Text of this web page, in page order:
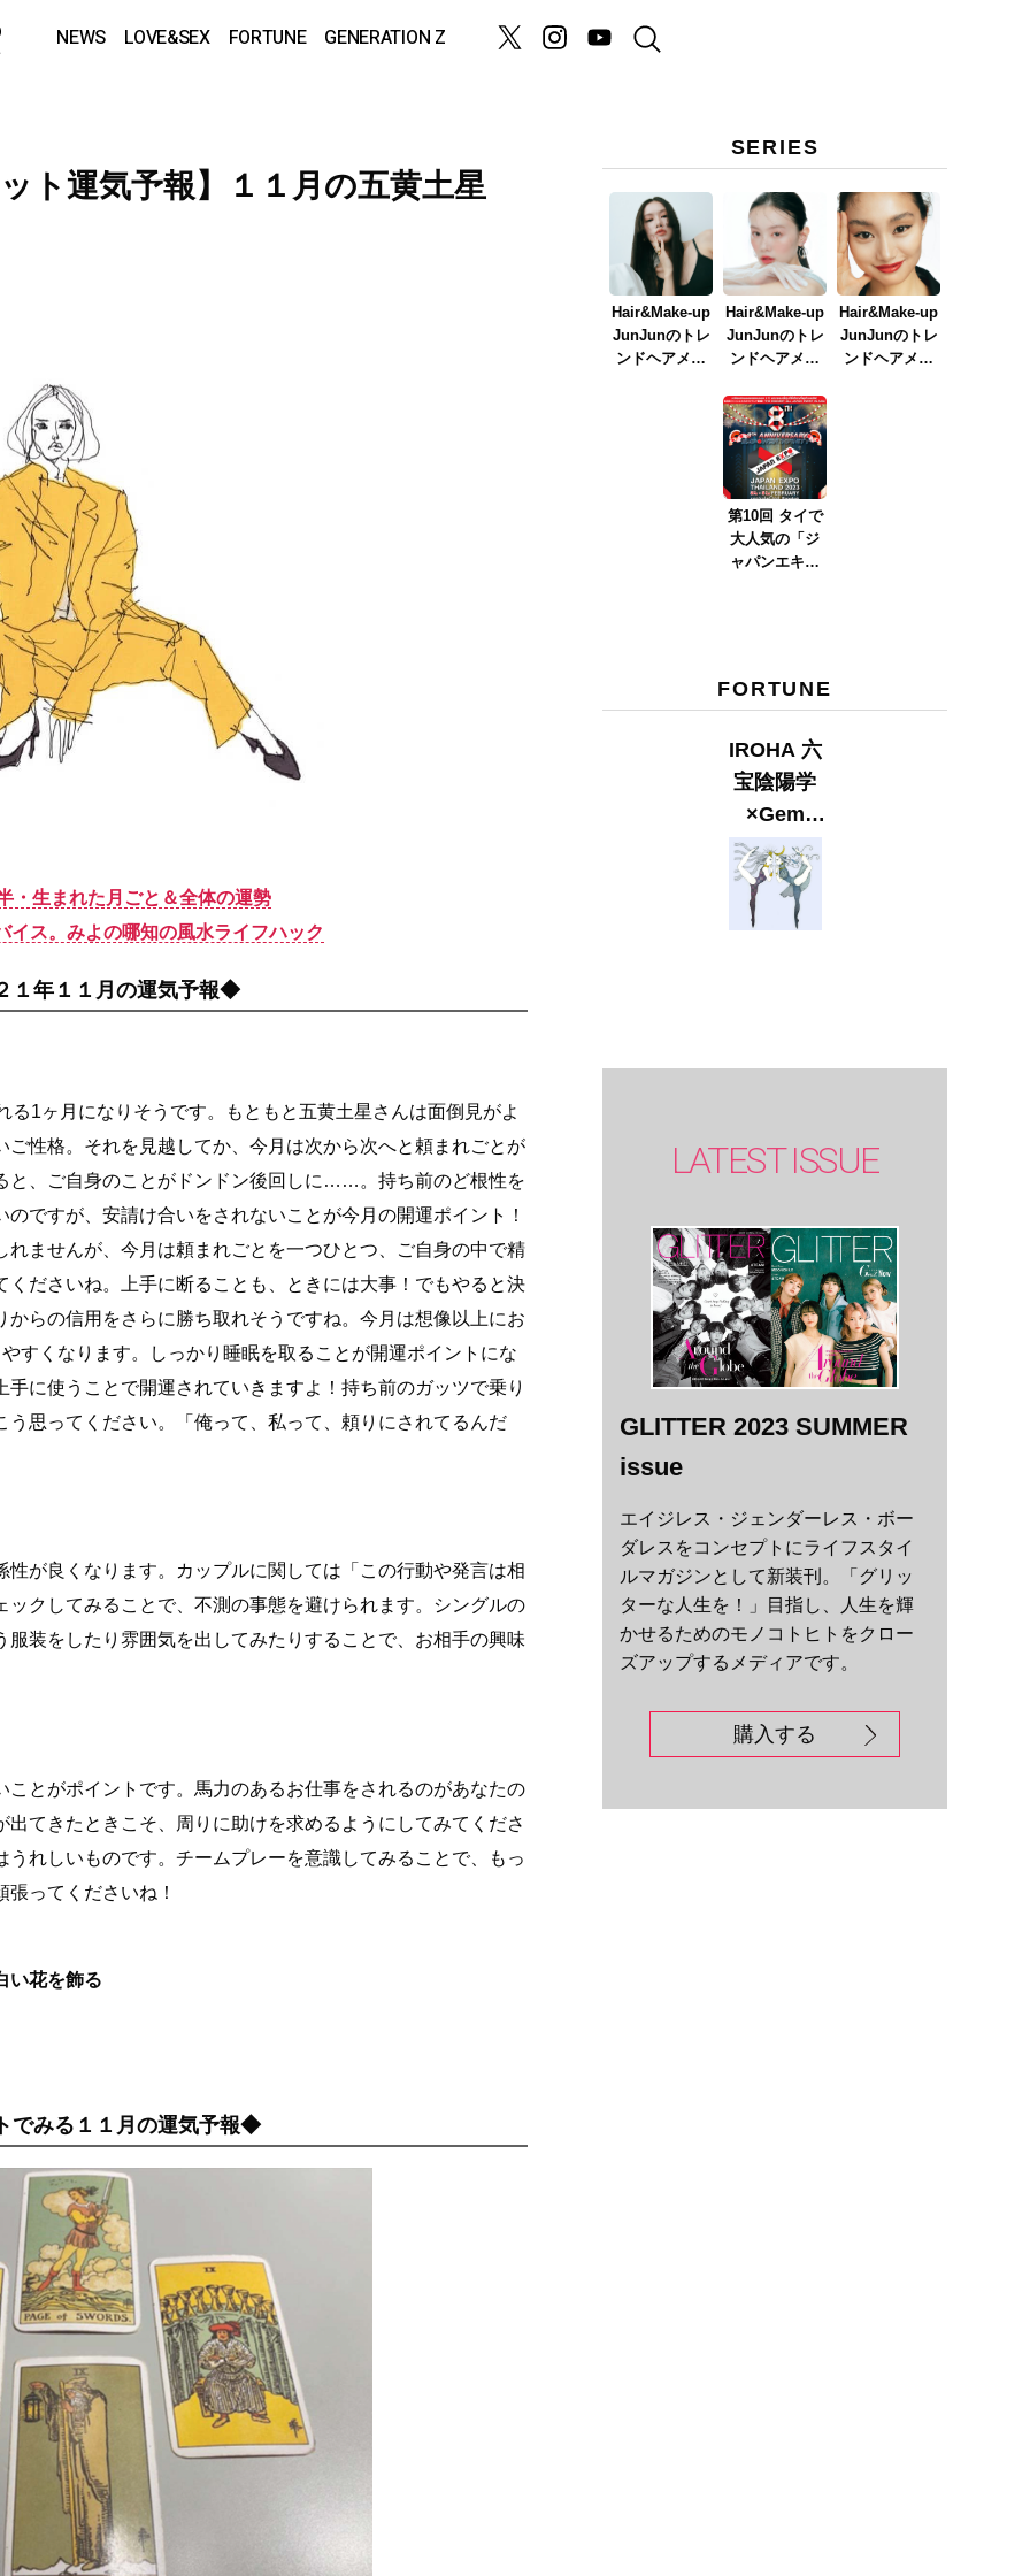
NEWS LOVE&SEX FORTUNE GENERATION Z
ト運気予報】１１月の五黄土星
・生まれた月ごと＆全体の運勢
イス。みよの哪知の風水ライフハック
１年１１月の運気予報◆
1ヶ月になりそうです。もともと五黄土星さんは面倒見がよ
性格。それを見越してか、今月は次から次へと頼まれごとが
と、ご自身のことがドンドン後回しに……。持ち前のど根性を
ですが、安請け合いをされないことが今月の開運ポイント！
ませんが、今月は頼まれごとを一つひとつ、ご自身の中で精
ださいね。上手に断ることも、ときには大事！でもやると決
らの信用をさらに勝ち取れそうですね。今月は想像以上にお
すくなります。しっかり睡眠を取ることが開運ポイントにな
に使うことで開運されていきますよ！持ち前のガッツで乗り
思ってください。「俺って、私って、頼りにされてるんだ
が良くなります。カップルに関しては「この行動や発言は相
クしてみることで、不測の事態を避けられます。シングルの
装をしたり雰囲気を出してみたりすることで、お相手の興味
とがポイントです。馬力のあるお仕事をされるのがあなたの
てきたときこそ、周りに助けを求めるようにしてみてくださ
れしいものです。チームプレーを意識してみることで、もっ
ってくださいね！
い花を飾る
でみる１１月の運気予報◆
SERIES
Hair&Make-up
JunJunのトレ
ンドヘアメイ
Hair&Make-up
JunJunのトレ
ンドヘアメイ
イク
ver.2023』
Hair&Make-up
JunJunのトレ
ンドヘアメイ
第10回 タイで
大人気の「ジ
ャパンエキス
FORTUNE
IROHA 六
宝陰陽学
×Gem
Muse
【GLITTER
2023
LATEST ISSUE
GLITTER 2023 SUMMER
issue
エイジレス・ジェンダーレス・ボー
ダレスをコンセプトにライフスタイ
ルマガジンとして新装刊。「グリッ
ターな人生を！」目指し、人生を輝
かせるためのモノコトヒトをクロー
ズアップするメディアです。
購入する